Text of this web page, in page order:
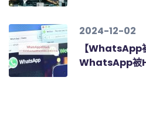
2024-12-02
【WhatsApp
WhatsApp被